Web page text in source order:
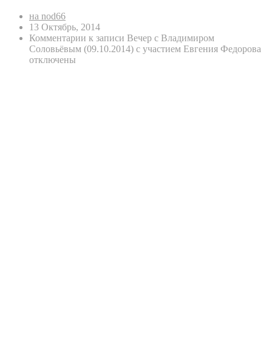
на nod66
13 Октябрь, 2014
Комментарии к записи Вечер с Владимиром
Соловьёвым (09.10.2014) с участием Евгения Федорова
отключены